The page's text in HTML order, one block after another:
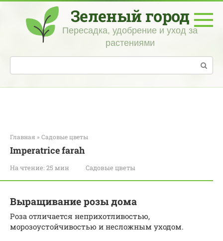
Перейти
контенту
Зеленый город
Пересадка, удобрение и уход за
растениями
Поиск:
Главная » Садовые цветы
Imperatrice farah
На чтение: 25 мин Садовые цветы
Выращивание розы дома
Роза отличается неприхотливостью,
морозоустойчивостью и несложным уходом.